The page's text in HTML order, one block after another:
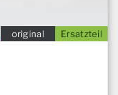
Ersatzteil
original